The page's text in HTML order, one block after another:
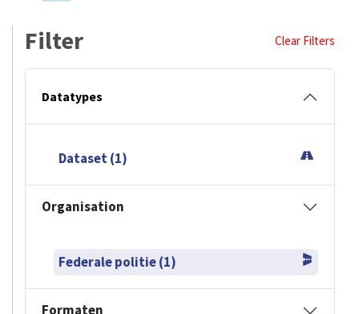
Filter Clear Filters
Datatypes
Dataset (1)
Organisation
Federale politie (1)
Formaten